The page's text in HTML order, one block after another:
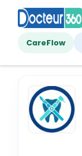
CareFlow